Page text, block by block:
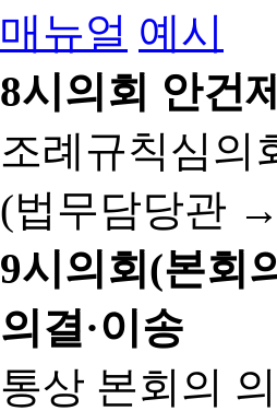
매뉴얼 예시
8시의회 안건
조례규칙심의
(법무담당관
9시의회(본회
의결·이송
통상 본회의